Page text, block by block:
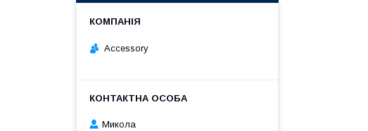
Accessory
Микола